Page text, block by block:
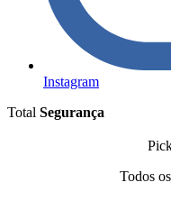
Instagram
Total Segurança
Todos